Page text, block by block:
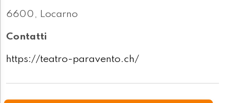
6600, Locarno
Contatti
https://teatro-paravento.ch/